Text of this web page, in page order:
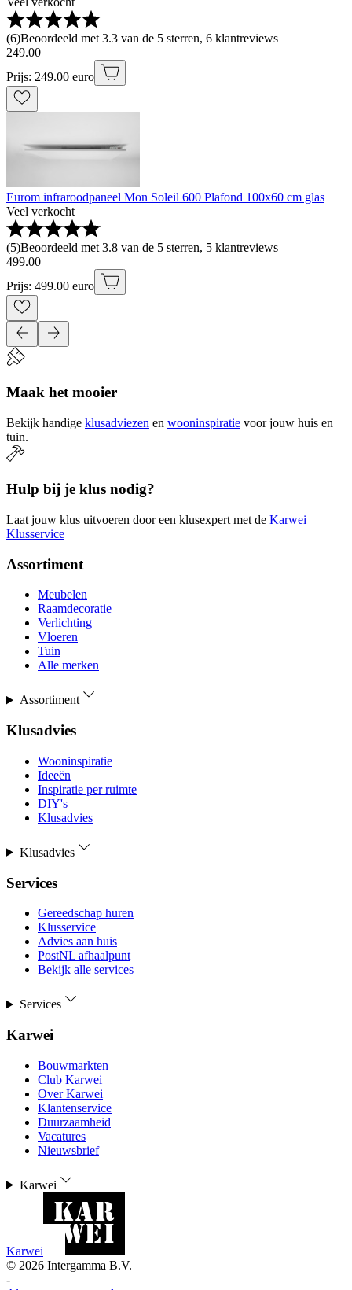
(6)Beoordeeld met 3.3 van de 5 sterren, 6 klantreviews
249.00
Prijs: 249.00 euro
Eurom infraroodpaneel Mon Soleil 600 Plafond 100x60 cm glas
Veel verkocht
(5)Beoordeeld met 3.8 van de 5 sterren, 5 klantreviews
499.00
Prijs: 499.00 euro
Maak het mooier
Bekijk handige klusadviezen en wooninspiratie voor jouw huis en
tuin.
Hulp bij je klus nodig?
Laat jouw klus uitvoeren door een klusexpert met de Karwei
Klusservice
Assortiment
Meubelen
Raamdecoratie
Verlichting
Vloeren
Tuin
Alle merken
Assortiment
Klusadvies
Wooninspiratie
Ideeën
Inspiratie per ruimte
DIY's
Klusadvies
Klusadvies
Services
Gereedschap huren
Klusservice
Advies aan huis
PostNL afhaalpunt
Bekijk alle services
Services
Karwei
Bouwmarkten
Club Karwei
Over Karwei
Klantenservice
Duurzaamheid
Vacatures
Nieuwsbrief
Karwei
Karwei
© 2026 Intergamma B.V.
-